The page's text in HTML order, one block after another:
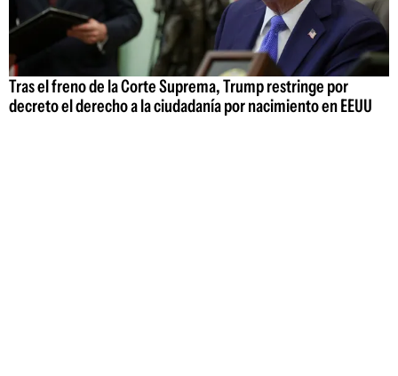
Tras el freno de la Corte Suprema, Trump restringe por
decreto el derecho a la ciudadanía por nacimiento en EEUU